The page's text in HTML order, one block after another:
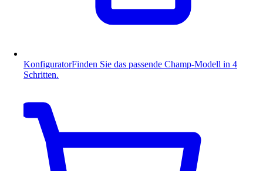
KonfiguratorFinden Sie das passende Champ-Modell in 4
Schritten.